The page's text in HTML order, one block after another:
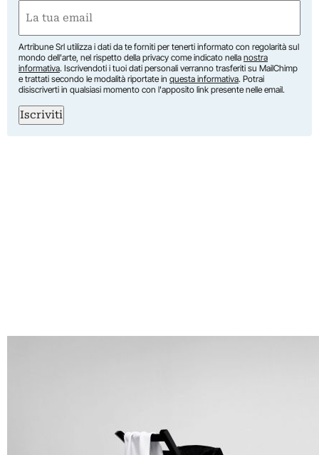
First
(Required)
Artribune Srl utilizza i dati da te forniti per tenerti informato con regolarità sul
mondo dell'arte, nel rispetto della privacy come indicato nella nostra
informativa. Iscrivendoti i tuoi dati personali verranno trasferiti su MailChimp
e trattati secondo le modalità riportate in questa informativa. Potrai
disiscriverti in qualsiasi momento con l'apposito link presente nelle email.
Iscriviti